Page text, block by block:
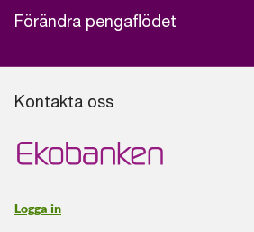
Förändra pengaflödet
Kontakta oss
Logga in